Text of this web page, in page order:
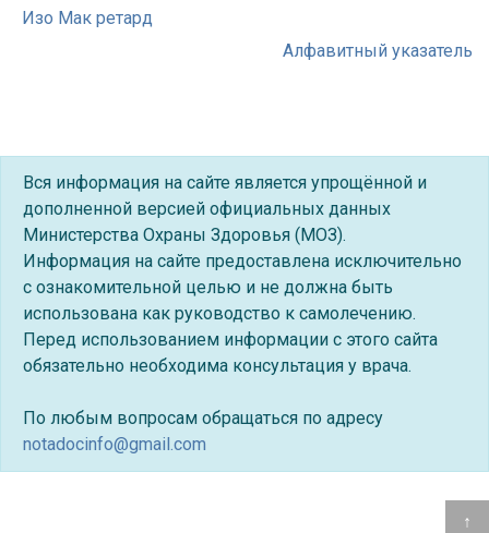
Изо Мак ретард
Алфавитный указатель
Вся информация на сайте является упрощённой и
дополненной версией официальных данных
Министерства Охраны Здоровья (МОЗ).
Информация на сайте предоставлена исключительно
с ознакомительной целью и не должна быть
использована как руководство к самолечению.
Перед использованием информации с этого сайта
обязательно необходима консультация у врача.
По любым вопросам обращаться по адресу
notadocinfo@gmail.com
↑